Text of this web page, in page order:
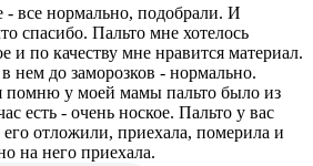
- все нормально, подобрали. И
спасибо. Пальто мне хотелось
и по качеству мне нравится материал.
нем до заморозков - нормально.
помню у моей мамы пальто было из
есть - очень ноское. Пальто у вас
его отложили, приехала, померила и
на него приехала.